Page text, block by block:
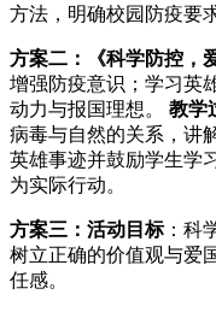
方法，明确校园防疫要
方案二：《科学防控，
增强防疫意识；学习英
动力与报国理想。 教学
病毒与自然的关系，讲
英雄事迹并鼓励学生学
为实际行动。
方案三： 活动目标：科
树立正确的价值观与爱
任感。